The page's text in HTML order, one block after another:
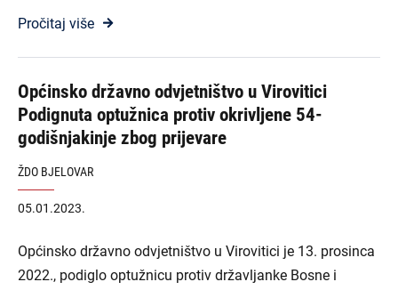
Pročitaj više
Općinsko državno odvjetništvo u Virovitici
Podignuta optužnica protiv okrivljene 54-
godišnjakinje zbog prijevare
ŽDO BJELOVAR
05.01.2023.
Općinsko državno odvjetništvo u Virovitici je 13. prosinca
2022., podiglo optužnicu protiv državljanke Bosne i